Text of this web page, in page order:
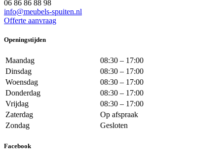
06 86 86 88 98
info@meubels-spuiten.nl
Offerte aanvraag
Openingstijden
Maandag
08:30 – 17:00
Dinsdag
08:30 – 17:00
Woensdag
08:30 – 17:00
Donderdag
08:30 – 17:00
Vrijdag
08:30 – 17:00
Zaterdag
Op afspraak
Zondag
Gesloten
Facebook